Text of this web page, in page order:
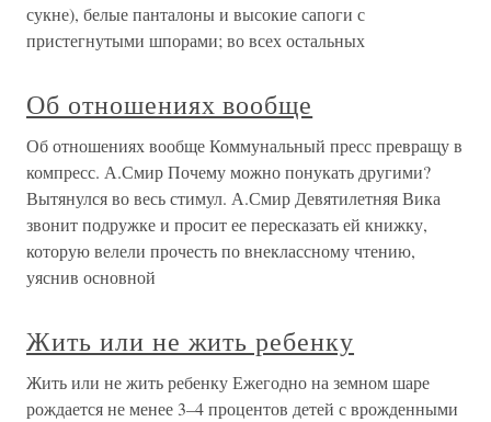
сукне), белые панталоны и высокие сапоги с
пристегнутыми шпорами; во всех остальных
Об отношениях вообще
Об отношениях вообще Коммунальный пресс превращу в
компресс. А.Смир Почему можно понукать другими?
Вытянулся во весь стимул. А.Смир Девятилетняя Вика
звонит подружке и просит ее пересказать ей книжку,
которую велели прочесть по внеклассному чтению,
уяснив основной
Жить или не жить ребенку
Жить или не жить ребенку Ежегодно на земном шаре
рождается не менее 3–4 процентов детей с врожденными